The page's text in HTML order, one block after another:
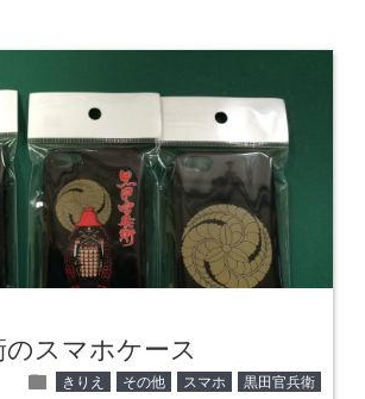
のスマホケース
folder きりえ その他 スマホ 黒田官兵衛